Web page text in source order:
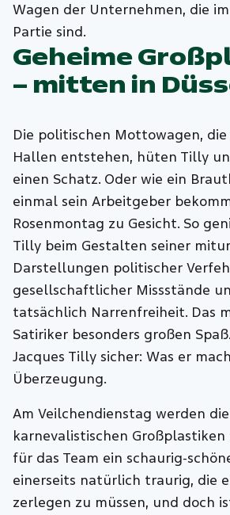
Wagen der Unternehmen, die
Partie sind.
Geheime
– mitten in
Die politischen Mottowagen,
Hallen entstehen, hüten Tilly
einen Schatz. Oder wie ein
einmal sein Arbeitgeber
Rosenmontag zu Gesicht. So
Tilly beim Gestalten seiner
Darstellungen politischer
gesellschaftlicher Missstände
tatsächlich Narrenfreiheit. Das
Satiriker besonders großen
Jacques Tilly sicher: Was er
Überzeugung.
Am Veilchendienstag werden
karnevalistischen
für das Team ein schaurig-
einerseits natürlich traurig, die
zerlegen zu müssen, und doch